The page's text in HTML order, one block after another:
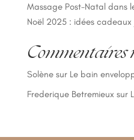
Massage Post-Natal dans
Noël 2025 : idées
Commentaires
Solènesur Le bain
Frederique Betremieux sur